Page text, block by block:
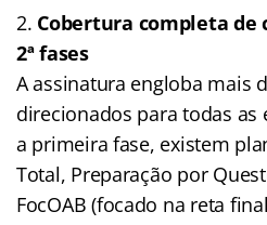
Cobertura completa de
2ª fases
A assinatura engloba mais
direcionados para todas as
a primeira fase, existem
Total, Preparação por
FocOAB (focado na reta